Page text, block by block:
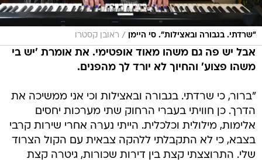
"שרדתי. בגבורה ובאצילות". סי היימן / ראובן קסטרו
אבל יש פה גם משהו מאוד אופטימי. את אומרת 'יש בי
משהו פצוע' והחיוך לא יורד לך מהפנים.
"ברור, כי שרדתי. בגבורה ובאצילות וכי אני ממשיכה את
הדרך. כן חוויתי בעברי הרחוק שתי מערכות יחסים
אלימות, מילולית וכלכלית. הייתי נערה אחרי שירות קרבי
בצבא, כי לא התקבלתי ללהקה צבאית עם הקול הצרוד
שלי. התרוצצתי קצת בין דירות שכורות, גיטרה קצת